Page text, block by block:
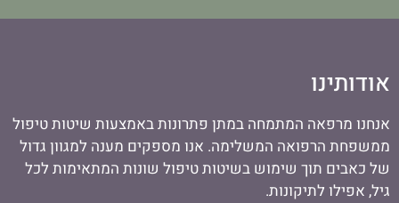
אודותינו
אנחנו מרפאה המתמחה במתן פתרונות באמצעות שיטות טיפול
ממשפחת הרפואה המשלימה. אנו מספקים מענה למגוון גדול
של כאבים תוך שימוש בשיטות טיפול שונות המתאימות לכל
גיל, אפילו לתיקונות.